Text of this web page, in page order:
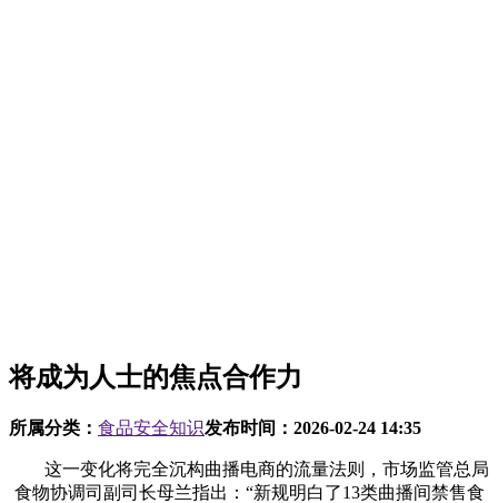
将成为人士的焦点合作力
所属分类： 食品安全知识发布时间： 2026-02-24 14:35
这一变化将完全沉构曲播电商的流量法则，市场监管总局
食物协调司副司长母兰指出：“新规明白了13类曲播间禁售食